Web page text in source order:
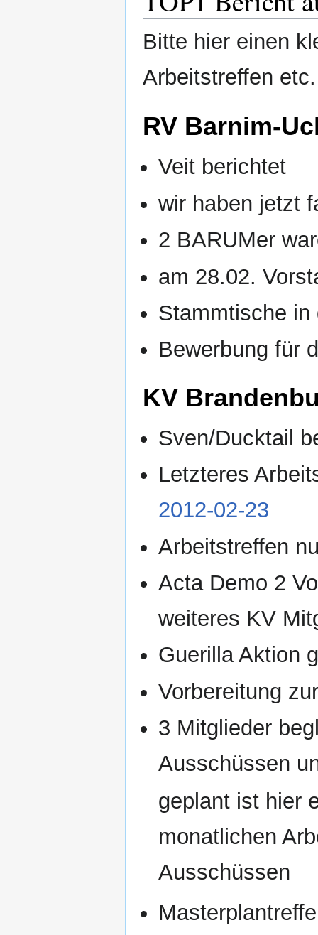
Bitte hier einen
Arbeitstreffen
RV Barnim-
Veit berichtet
wir haben jetzt
2 BARUMer
am 28.02.
Stammtische in
Bewerbung für
KV
Sven/Ducktail
Letzteres
2012-02-23
Arbeitstreffen
Acta Demo 2
weiteres KV
Guerilla Aktion
Vorbereitung
3 Mitglieder
Ausschüssen
geplant ist hier
monatlichen
Ausschüssen